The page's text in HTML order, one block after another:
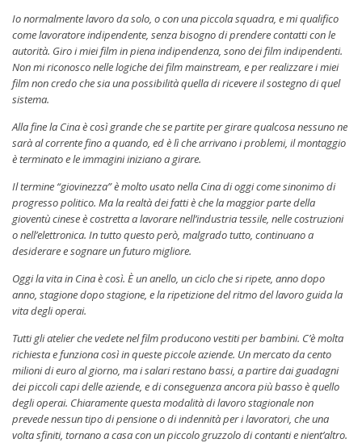
Io normalmente lavoro da solo, o con una piccola squadra, e mi qualifico
come lavoratore indipendente, senza bisogno di prendere contatti con le
autorità. Giro i miei film in piena indipendenza, sono dei film indipendenti.
Non mi riconosco nelle logiche dei film mainstream, e per realizzare i miei
film non credo che sia una possibilità quella di ricevere il sostegno di quel
sistema.
Alla fine la Cina è così grande che se partite per girare qualcosa nessuno ne
sarà al corrente fino a quando, ed è lì che arrivano i problemi, il montaggio
è terminato e le immagini iniziano a girare.
Il termine “giovinezza” è molto usato nella Cina di oggi come sinonimo di
progresso politico. Ma la realtà dei fatti è che la maggior parte della
gioventù cinese è costretta a lavorare nell’industria tessile, nelle costruzioni
o nell’elettronica. In tutto questo però, malgrado tutto, continuano a
desiderare e sognare un futuro migliore.
Oggi la vita in Cina è così. È un anello, un ciclo che si ripete, anno dopo
anno, stagione dopo stagione, e la ripetizione del ritmo del lavoro guida la
vita degli operai.
Tutti gli atelier che vedete nel film producono vestiti per bambini. C’è molta
richiesta e funziona così in queste piccole aziende. Un mercato da cento
milioni di euro al giorno, ma i salari restano bassi, a partire dai guadagni
dei piccoli capi delle aziende, e di conseguenza ancora più basso è quello
degli operai. Chiaramente questa modalità di lavoro stagionale non
prevede nessun tipo di pensione o di indennità per i lavoratori, che una
volta sfiniti, tornano a casa con un piccolo gruzzolo di contanti e nient’altro.